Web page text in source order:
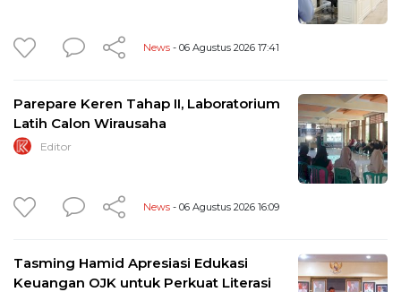
News - 06 Agustus 2026 17:41
Parepare Keren Tahap II, Laboratorium
Latih Calon Wirausaha
Editor
News - 06 Agustus 2026 16:09
Tasming Hamid Apresiasi Edukasi
Keuangan OJK untuk Perkuat Literasi